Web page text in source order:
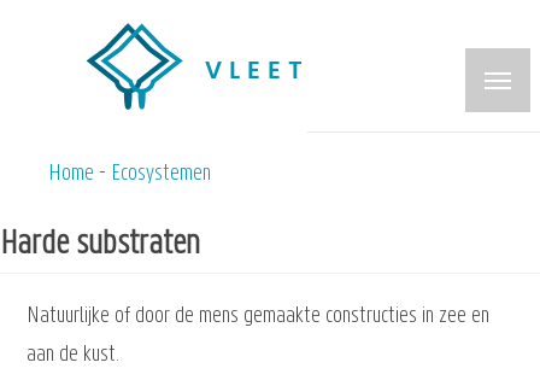
Home Ecosystemen
Harde substraten
Natuurlijke of door de mens gemaakte constructies in zee en
aan de kust.